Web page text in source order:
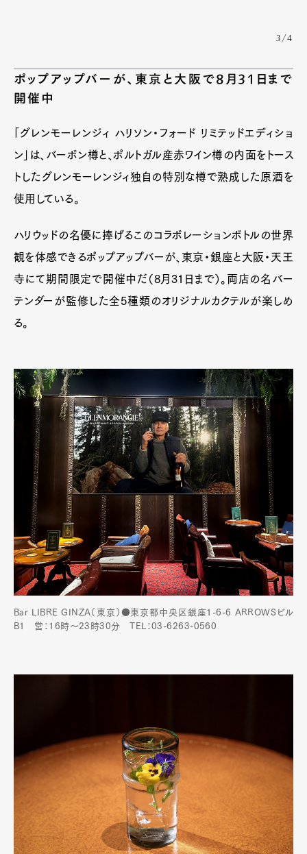
3/4
ポップアップバーが、東京と大阪で8月31日まで
開催中
「グレンモーレンジィ ハリソン・フォード リミテッドエディショ
ン」は、バーボン樽と、ポルトガル産赤ワイン樽の内面をトース
トしたグレンモーレンジィ独自の特別な樽で熟成した原酒を
使用している。
ハリウッドの名優に捧げるこのコラボレーションボトルの世界
観を体感できるポップアップバーが、東京・銀座と大阪・天王
寺にて期間限定で開催中だ（8月31日まで）。両店の名バー
テンダーが監修した全5種類のオリジナルカクテルが楽しめ
る。
Bar LIBRE GINZA（東京）●東京都中央区銀座1-6-6 ARROWSビル
B1 営：16時～23時30分 TEL：03-6263-0560